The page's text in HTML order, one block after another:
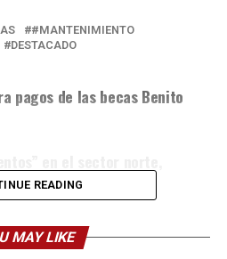
#MANTENIMIENTO
DESTACADO
pagos de las becas Benito
de agua
READING
MAY LIKE